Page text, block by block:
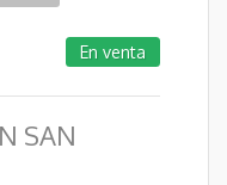
En venta
SAN